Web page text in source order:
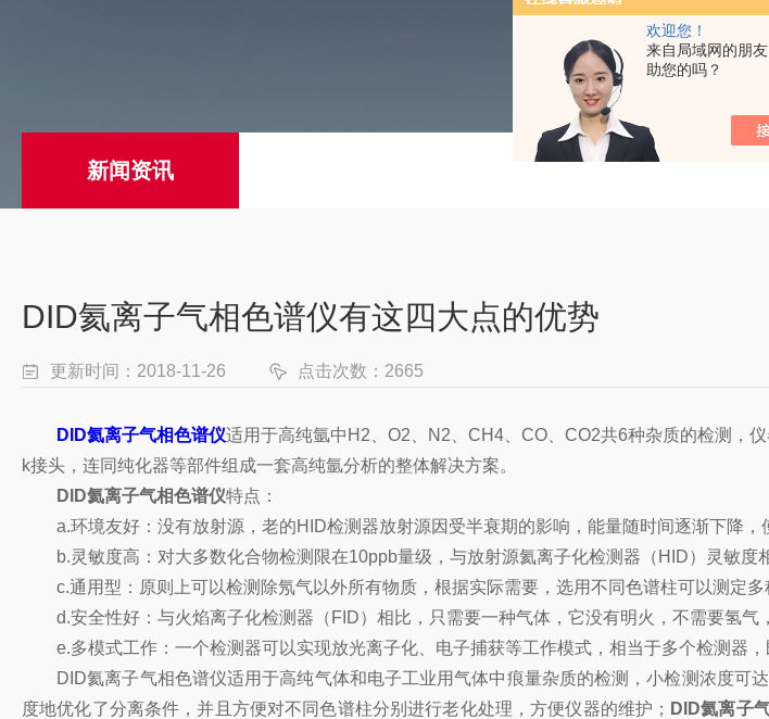
欢迎您！
来自局域网的朋
助您的吗？
新闻资讯
DID氦离子气相色谱仪有这四大点的优势
更新时间：2018-11-26 点击次数：2665
DID氦离子气相色谱仪适用于高纯氩中H2、O2、N2、CH4、CO、CO2共6种杂质的检测，
k接头，连同纯化器等部件组成一套高纯氩分析的整体解决方案。
DID氦离子气相色谱仪特点：
a.环境友好：没有放射源，老的HID检测器放射源因受半衰期的影响，能量随时间逐渐下降，
b.灵敏度高：对大多数化合物检测限在10ppb量级，与放射源氦离子化检测器（HID）灵敏度相
c.通用型：原则上可以检测除氖气以外所有物质，根据实际需要，选用不同色谱柱可以测定多
d.安全性好：与火焰离子化检测器（FID）相比，只需要一种气体，它没有明火，不需要氢气
e.多模式工作：一个检测器可以实现放光离子化、电子捕获等工作模式，相当于多个检测器，
DID氦离子气相色谱仪适用于高纯气体和电子工业用气体中痕量杂质的检测，小检测浓度可
度地优化了分离条件，并且方便对不同色谱柱分别进行老化处理，方便仪器的维护； DID氦离子